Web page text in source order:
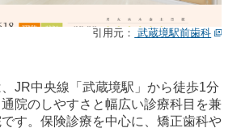
引用元： 武蔵境駅前歯科
JR中央線「武蔵境駅」から徒歩1分
院のしやすさと幅広い診療科目を兼
す。保険診療を中心に、矯正歯科や